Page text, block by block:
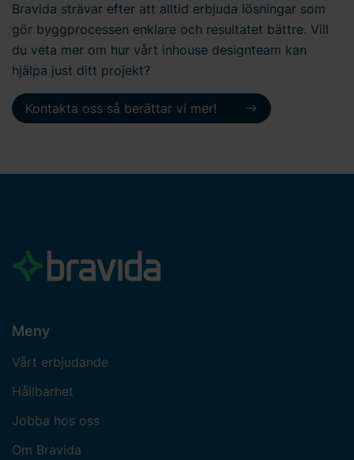
Bravida strävar efter att alltid erbjuda lösningar som
gör byggprocessen enklare och resultatet bättre. Vill
du veta mer om hur vårt inhouse designteam kan
hjälpa just ditt projekt?
Kontakta oss så berättar vi mer!
Meny
Vårt erbjudande
Hållbarhet
Jobba hos oss
Om Bravida